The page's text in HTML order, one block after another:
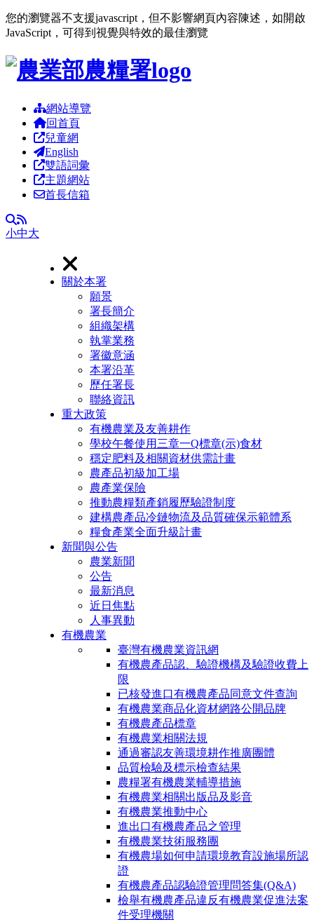
您的瀏覽器不支援javascript，但不影響網頁內容陳述，如開啟
JavaScript，可得到視覺與特效的最佳瀏覽
跳到主要內容區塊
網站導覽
回首頁
兒童網
English
雙語詞彙
主題網站
首長信箱
全文檢索
RSS
小中大
關於本署
願景
署長簡介
組織架構
執掌業務
署徽意涵
本署沿革
歷任署長
聯絡資訊
重大政策
有機農業及友善耕作
學校午餐使用三章一Q標章(示)食材
穩定肥料及相關資材供需計畫
農產品初級加工場
農產業保險
推動農糧類產銷履歷驗證制度
建構農產品冷鏈物流及品質確保示範體系
糧食產業全面升級計畫
新聞與公告
農業新聞
公告
最新消息
近日焦點
人事異動
有機農業
臺灣有機農業資訊網
有機農產品認、驗證機構及驗證收費上
限
已核發進口有機農產品同意文件查詢
有機農業商品化資材網路公開品牌
有機農產品標章
有機農業相關法規
通過審認友善環境耕作推廣團體
品質檢驗及標示檢查結果
農糧署有機農業輔導措施
有機農業相關出版品及影音
有機農業推動中心
進出口有機農產品之管理
有機農業技術服務團
有機農場如何申請環境教育設施場所認
證
有機農產品認驗證管理問答集(Q&A)
檢舉有機農產品違反有機農業促進法案
件受理機關